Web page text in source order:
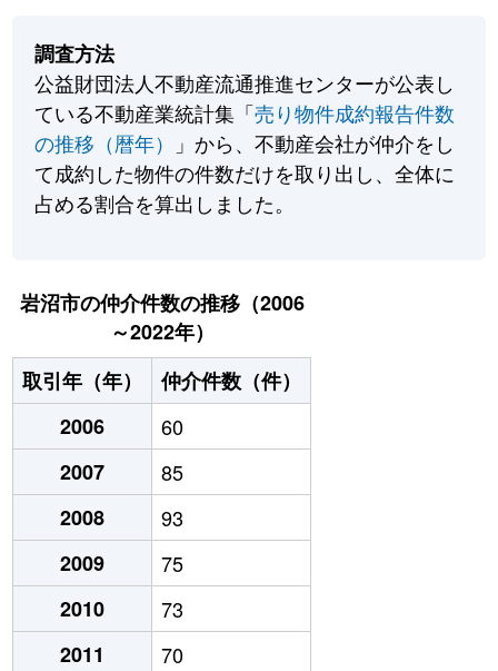
調査方法
公益財団法人不動産流通推進センターが公表し
ている不動産業統計集「売り物件成約報告件数
の推移（暦年）
」から、不動産会社が仲介をし
て成約した物件の件数だけを取り出し、全体に
占める割合を算出しました。
岩沼市の仲介件数の推移（2006
～2022年）
取引年（年）
仲介件数（件）
2006
60
2007
85
2008
93
2009
75
2010
73
2011
70